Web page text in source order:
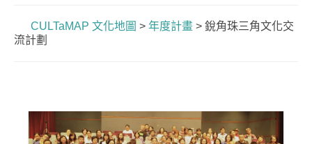
銳角2014／2015：珠三角環保電影節
CULTaMAP 文化地圖 > 年度計畫 > 銳角珠三角文化交
流計劃